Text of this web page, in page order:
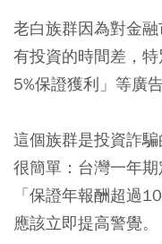
老白族群因為對金
有投資的時間差，
5%保證獲利」等廣
這個族群是投資詐
很簡單：台灣一年
「保證年報酬超過
應該立即提高警覺。